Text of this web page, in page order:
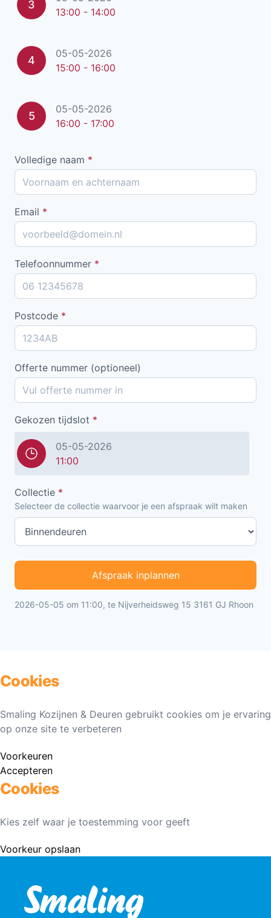
3
13:00 - 14:00
4
05-05-2026
15:00 - 16:00
5
05-05-2026
16:00 - 17:00
Volledige naam *
Email *
Telefoonnummer *
Postcode *
Offerte nummer (optioneel)
Gekozen tijdslot *
05-05-2026
11:00
Collectie *
Selecteer de collectie waarvoor je een afspraak wilt maken
Afspraak inplannen
2026-05-05 om 11:00, te Nijverheidsweg 15 3161 GJ Rhoon
Cookies
Smaling Kozijnen & Deuren gebruikt cookies om je ervaring
op onze site te verbeteren
Voorkeuren
Accepteren
Cookies
Kies zelf waar je toestemming voor geeft
Voorkeur opslaan